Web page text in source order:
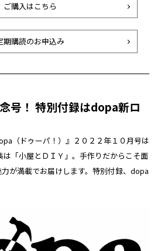
ご購入はこちら
期購読のお申込み
号！ 特別付録はdopa新ロ
（ドゥーパ！）』２０２２年１０月号は
「小屋とＤＩＹ」。手作りだからこそ面
が満載でお届けします。特別付録、dopa